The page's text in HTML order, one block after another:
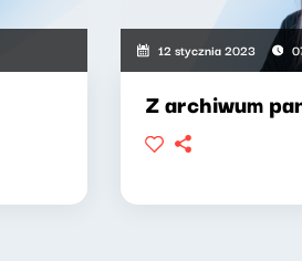
12 stycznia 2023
Z archiwum